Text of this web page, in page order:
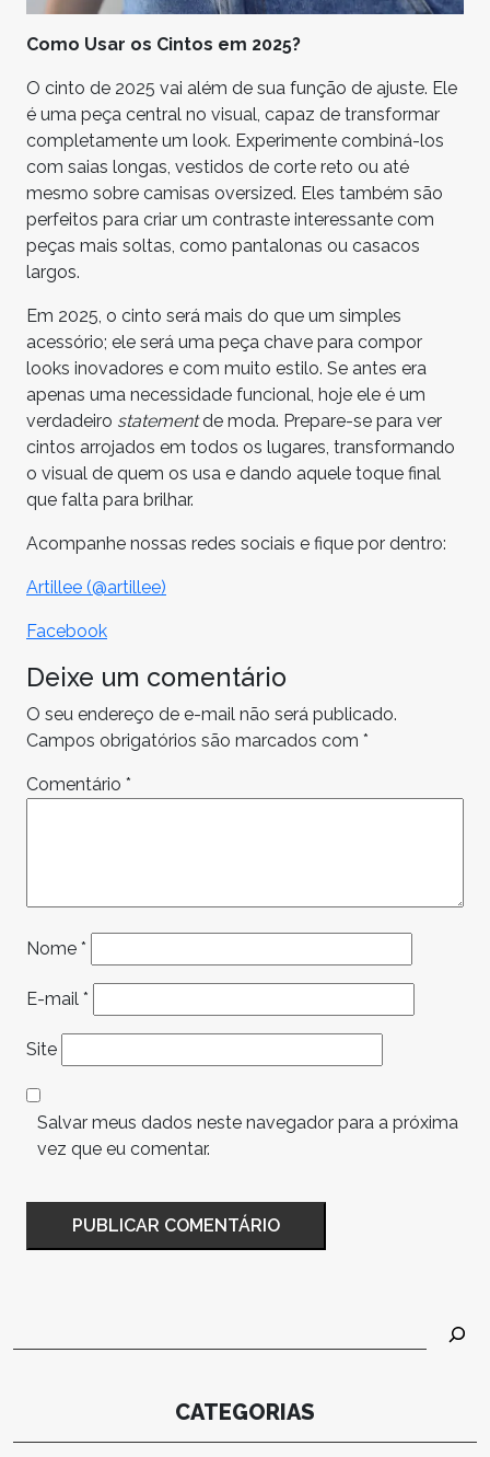
Como Usar os Cintos em 2025?
O cinto de 2025 vai além de sua função de ajuste. Ele
é uma peça central no visual, capaz de transformar
completamente um look. Experimente combiná-los
com saias longas, vestidos de corte reto ou até
mesmo sobre camisas oversized. Eles também são
perfeitos para criar um contraste interessante com
peças mais soltas, como pantalonas ou casacos
largos.
Em 2025, o cinto será mais do que um simples
acessório; ele será uma peça chave para compor
looks inovadores e com muito estilo. Se antes era
apenas uma necessidade funcional, hoje ele é um
verdadeiro statementde moda. Prepare-se para ver
cintos arrojados em todos os lugares, transformando
o visual de quem os usa e dando aquele toque final
que falta para brilhar.
Acompanhe nossas redes sociais e fique por dentro:
Artillee (@artillee)
Facebook
Deixe um comentário
O seu endereço de e-mail não será publicado.
Campos obrigatórios são marcados com *
Comentário *
Nome *
E-mail *
Site
Salvar meus dados neste navegador para a próxima
vez que eu comentar.
CATEGORIAS